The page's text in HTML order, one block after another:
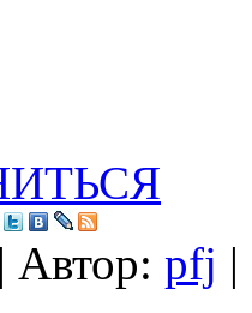
| Автор: pfj